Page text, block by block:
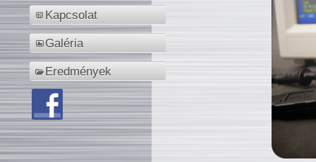
Kapcsolat
Galéria
Eredmények